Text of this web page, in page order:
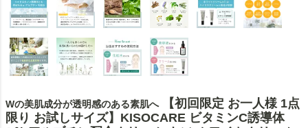
Wの美肌成分が透明感のある素肌へ
【初回限定 お一人様 1点
限り お試しサイズ】KISOCARE ビタミンC誘導体